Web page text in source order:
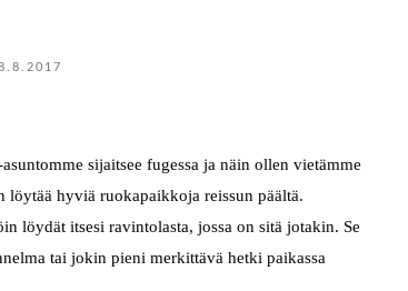
sijaitsee fugessa ja näin ollen vietämme
löytää hyviä ruokapaikkoja reissun päältä.
löydät itsesi ravintolasta, jossa on sitä jotakin. Se
tai jokin pieni merkittävä hetki paikassa